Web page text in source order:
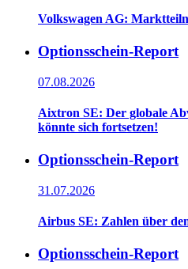
Volkswagen AG:
Optionsschein-Report
07.08.2026
Aixtron SE: Der globale
könnte sich fortsetzen!
Optionsschein-Report
31.07.2026
Airbus SE: Zahlen über
Optionsschein-Report